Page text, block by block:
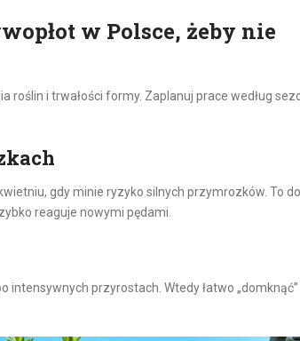
w Polsce, żeby nie
roślin i trwałości formy. Zaplanuj prace według
gdy minie ryzyko silnych przymrozków. To
reaguje nowymi pędami.
intensywnych przyrostach. Wtedy łatwo „domknąć”